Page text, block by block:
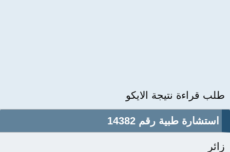
طلب قراءة نتيجة الايكو
استشارة طبية رقم 14382
زائر